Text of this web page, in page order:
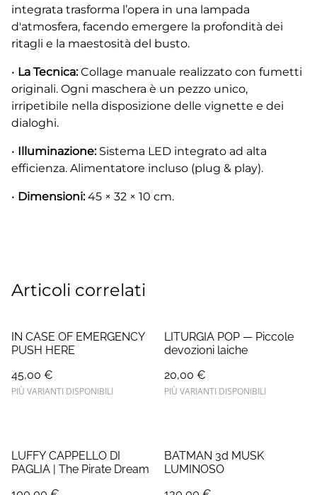
integrata trasforma l’opera in una lampada
d'atmosfera, facendo emergere la profondità dei
ritagli e la maestosità del busto.
• La Tecnica:Collage manuale realizzato con fumetti
originali. Ogni maschera è un pezzo unico,
irripetibile nella disposizione delle vignette e dei
dialoghi.
• Illuminazione:Sistema LED integrato ad alta
efficienza. Alimentatore incluso (plug & play).
• Dimensioni: 45 × 32 × 10 cm.
Articoli correlati
IN CASE OF EMERGENCY
PUSH HERE
45,00 €
PIÙ VARIANTI DISPONIBILI
LITURGIA POP — Piccole
devozioni laiche
20,00 €
PIÙ VARIANTI DISPONIBILI
LUFFY CAPPELLO DI
PAGLIA | The Pirate Dream
BATMAN 3d MUSK
LUMINOSO